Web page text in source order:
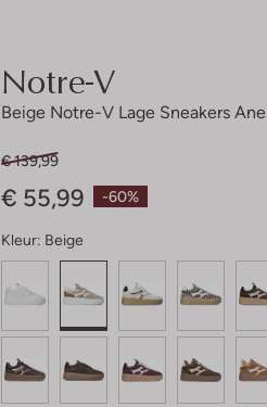
Notre-V
Beige Notre-V Lage Sneakers
-60%
€ 139,99
€ 55,99
Kleur: Beige